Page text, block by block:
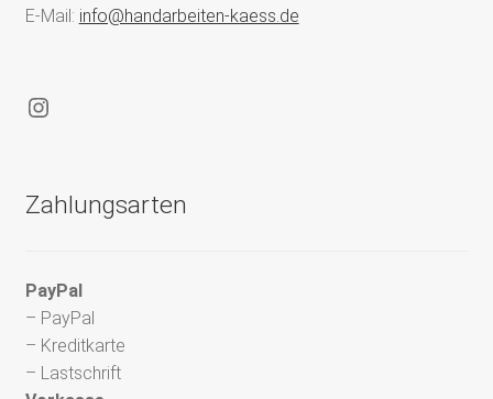
E-Mail: info@handarbeiten-kaess.de
Instagram
Zahlungsarten
PayPal
– PayPal
– Kreditkarte
– Lastschrift